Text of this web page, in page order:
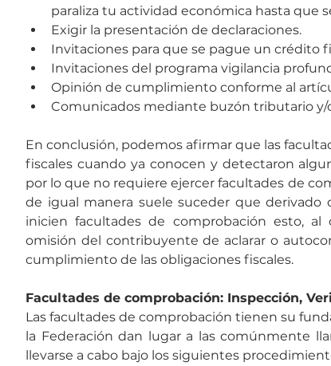
paraliza tu actividad económica hasta que
Exigir la presentación de declaraciones.
Invitaciones para que se pague un crédito
Invitaciones del programa vigilancia
Opinión de cumplimiento conforme al
Comunicados mediante buzón tributario y/
En conclusión, podemos afirmar que las
fiscales cuando ya conocen y detectaron
por lo que no requiere ejercer facultades de
de igual manera suele suceder que
inicien facultades de comprobación esto,
omisión del contribuyente de aclarar o
cumplimiento de las obligaciones fiscales.
Facultades de comprobación: Inspección,
Las facultades de comprobación tienen su
la Federación dan lugar a las comúnmente
llevarse a cabo bajo los siguientes